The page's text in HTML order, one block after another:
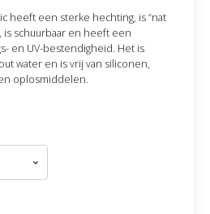
heeft een sterke hechting, is “nat
is schuurbaar en heeft een
en UV-bestendigheid. Het is
water en is vrij van siliconen,
oplosmiddelen.